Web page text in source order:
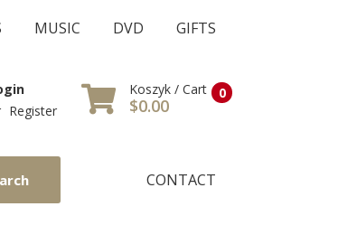
MUSIC DVD GIFTS
Register
0
Koszyk / Cart
$0.00
CONTACT